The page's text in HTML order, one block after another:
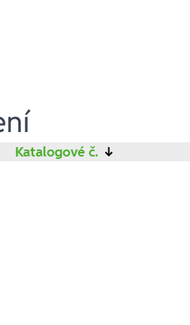
Katalogové č. ↓